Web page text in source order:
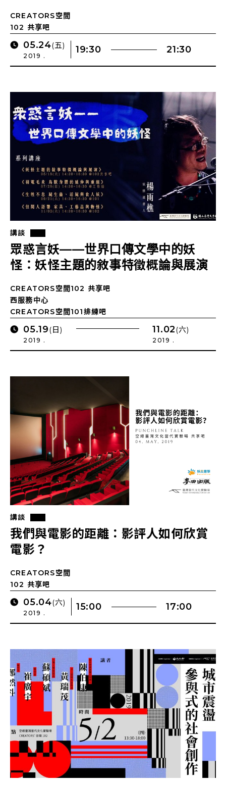
CREATORS空間
102 共享吧
05.24(五)
2019 .
19:30 21:30
講談
眾惑言妖——世界口傳文學中的妖
怪：妖怪主題的敘事特徵概論與展演
CREATORS空間102 共享吧
西服務中心
CREATORS空間101排練吧
05.19(日)
2019 .
11.02(六)
2019 .
講談
我們與電影的距離：影評人如何欣賞
電影？
CREATORS空間
102 共享吧
05.04(六)
2019 .
15:00 17:00